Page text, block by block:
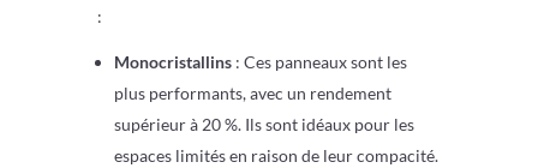
:
Monocristallins: Ces panneaux sont les
plus performants, avec un rendement
supérieur à 20 %. Ils sont idéaux pour les
espaces limités en raison de leur compacité.